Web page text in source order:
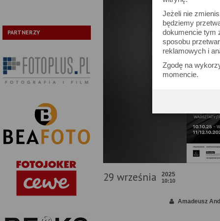
Jeżeli nie
będziemy
dokumencie tym
sposobu
reklamowych i
Zgodę na
momencie.
PARTNERZY
29 września 2025
10:10
Amadeusz